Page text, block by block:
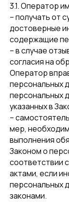
3.1. Оператор
– получать от
достоверные
содержащие
– в случае
согласия на
Оператор
персональных
персональных
указанных в
–
мер,
выполнения
Законом о
соответствии
актами, если
персональных
законами.